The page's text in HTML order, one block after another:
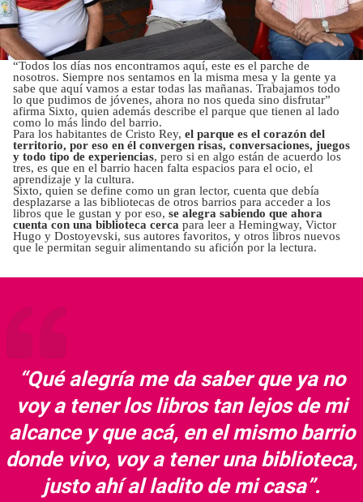
“Todos los días nos encontramos aquí, este es el parche de
nosotros. Siempre nos sentamos en la misma mesa y la gente ya
sabe que aquí vamos a estar todas las mañanas. Trabajamos todo
lo que pudimos de jóvenes, ahora no nos queda sino disfrutar”
afirma Sixto, quien además describe el parque que tienen al lado
como lo más lindo del barrio.
Para los habitantes de Cristo Rey, el parque es el corazón del
territorio, por eso en él convergen risas, conversaciones, juegos
y todo tipo de experiencias, pero si en algo están de acuerdo los
tres, es que en el barrio hacen falta espacios para el ocio, el
aprendizaje y la cultura.
Sixto, quien se define como un gran lector, cuenta que debía
desplazarse a las bibliotecas de otros barrios para acceder a los
libros que le gustan y por eso, se alegra sabiendo que ahora
cuenta con una biblioteca cerca para leer a Hemingway, Victor
Hugo y Dostoyevski, sus autores favoritos, y otros libros nuevos
que le permitan seguir alimentando su afición por la lectura.
“Qué alegría me da saber que ya no
voy a tener los libros tan lejos de mi
alcance y que acá, en el mismo barrio
donde vivo, voy a tener una biblioteca,
justo ahí al ladito de mi casa”.